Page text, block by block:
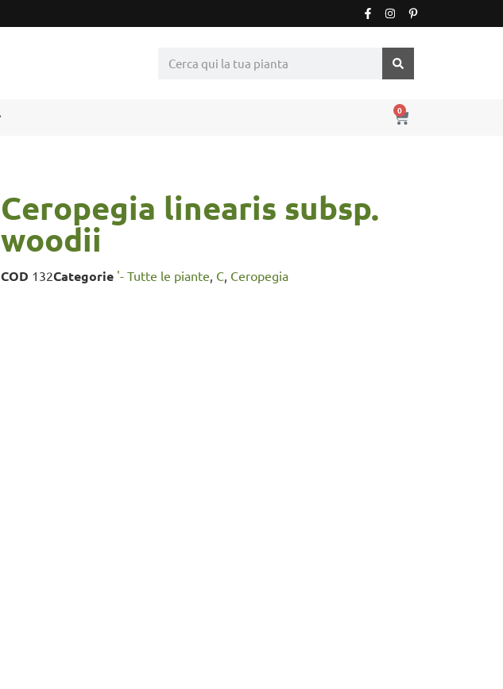
0
Ceropegia linearis subsp.
woodii
COD 132Categorie '- Tutte le piante, C, Ceropegia